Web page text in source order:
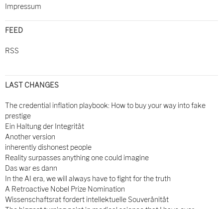
Impressum
FEED
RSS
LAST CHANGES
The credential inflation playbook: How to buy your way into fake
prestige
Ein Haltung der Integrität
Another version
inherently dishonest people
Reality surpasses anything one could imagine
Das war es dann
In the AI era, we will always have to fight for the truth
A Retroactive Nobel Prize Nomination
Wissenschaftsrat fordert intellektuelle Souveränität